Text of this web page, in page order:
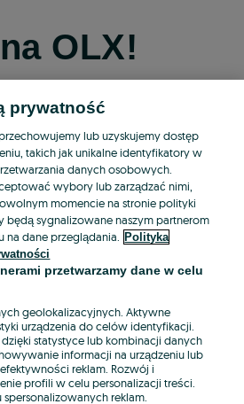
OLX!
przez Facebooka
przez konto Apple
przez konto Google
LUB
prywatność
lub uzyskujemy dostęp
takich jak unikalne identyfikatory w
danych osobowych.
wybory lub zarządzać nimi,
momencie na stronie polityki
sygnalizowane naszym partnerom
na dane przeglądania.
Polityka
przetwarzamy dane w celu
geolokalizacyjnych. Aktywne
urządzenia do celów identyfikacji.
statystyce lub kombinacji danych
informacji na urządzeniu lub
reklam. Rozwój i
profili w celu personalizacji treści.
reklam.